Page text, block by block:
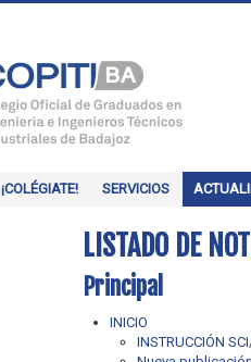
¡COLÉGIATE! SERVICIOS
LISTADO DE
Principal
INICIO
INSTRUCCIÓN